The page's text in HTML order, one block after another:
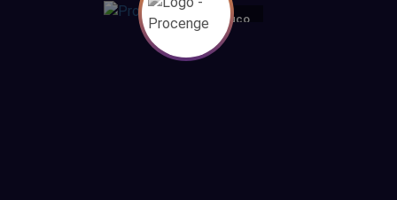
Pernambuco